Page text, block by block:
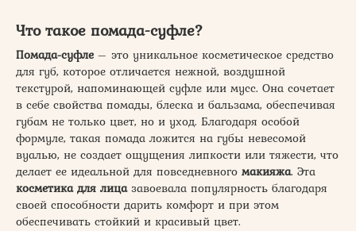
Что такое помада-суфле?
Помада-суфле – это уникальное косметическое средство
для губ, которое отличается нежной, воздушной
текстурой, напоминающей суфле или мусс. Она сочетает
в себе свойства помады, блеска и бальзама, обеспечивая
губам не только цвет, но и уход. Благодаря особой
формуле, такая помада ложится на губы невесомой
вуалью, не создает ощущения липкости или тяжести, что
делает ее идеальной для повседневного макияжа. Эта
косметика для лицазавоевала популярность благодаря
своей способности дарить комфорт и при этом
обеспечивать стойкий и красивый цвет.